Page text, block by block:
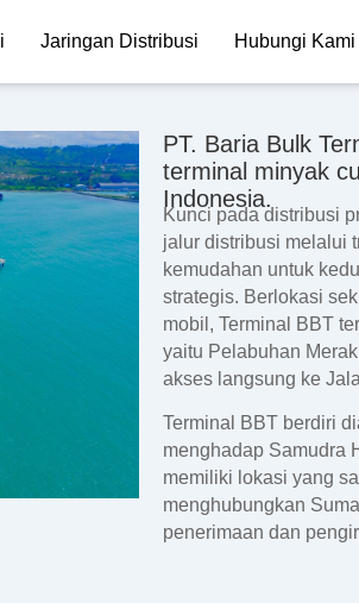
Jaringan Distribusi Hubungi Kami
PT. Baria Bulk
terminal minyak
Indonesia.
Kunci pada distribusi
jalur distribusi melalui
kemudahan untuk
strategis. Berlokasi
mobil, Terminal BBT
yaitu Pelabuhan
akses langsung ke
Terminal BBT berdiri
menghadap Samudra
memiliki lokasi yang
menghubungkan
penerimaan dan